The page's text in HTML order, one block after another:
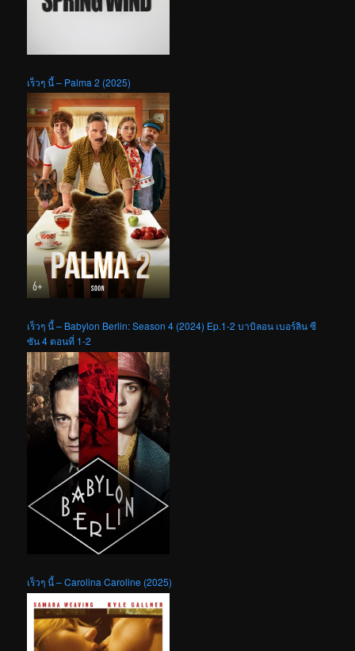
เร็วๆ นี้ – Palma 2 (2025)
เร็วๆ นี้ – Babylon Berlin: Season 4 (2024) Ep.1-2 บาบิลอน เบอร์ลิน ซี
ซัน 4 ตอนที่ 1-2
เร็วๆ นี้ – Carolina Caroline (2025)